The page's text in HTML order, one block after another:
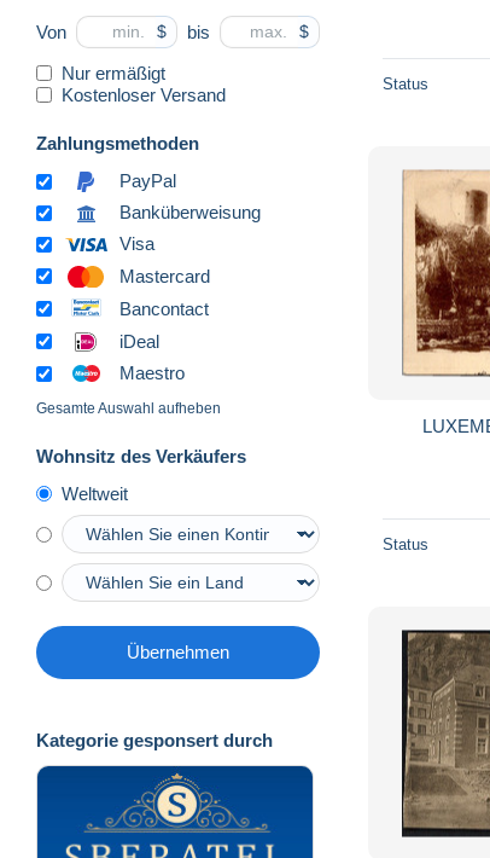
Von $ bis $
Nur ermäßigt
Kostenloser Versand
Zahlungsmethoden
PayPal
Banküberweisung
Visa
Mastercard
Bancontact
iDeal
Maestro
Gesamte Auswahl aufheben
Wohnsitz des Verkäufers
Weltweit
Übernehmen
Kategorie gesponsert durch
Status
Status